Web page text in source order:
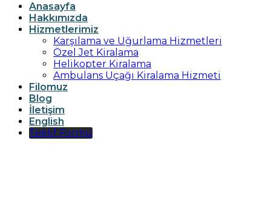
Anasayfa
Hakkımızda
Hizmetlerimiz
Karşılama ve Uğurlama Hizmetleri
Özel Jet Kiralama
Helikopter Kiralama
Ambulans Uçağı Kiralama Hizmeti
Filomuz
Blog
İletişim
English
Teklif Formu